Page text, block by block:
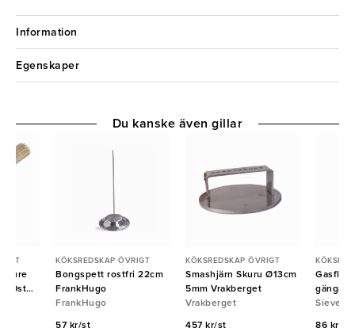
Information
Egenskaper
Pure
KÖKSREDSKAP ÖVRIGT
Bongspett rostfri 22cm
FrankHugo
FrankHugo
57 kr/st
KÖKSREDSKAP ÖVRIGT
Smashjärn Skuru Ø13cm
5mm Vrakberget
Vrakberget
457 kr/st
gängad
Sievert
86 kr/st
Du kanske även gillar